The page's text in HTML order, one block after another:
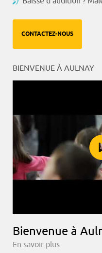
CONTACTEZ-NOUS
BIENVENUE À AULNAY
Bienvenue à
En savoir plus